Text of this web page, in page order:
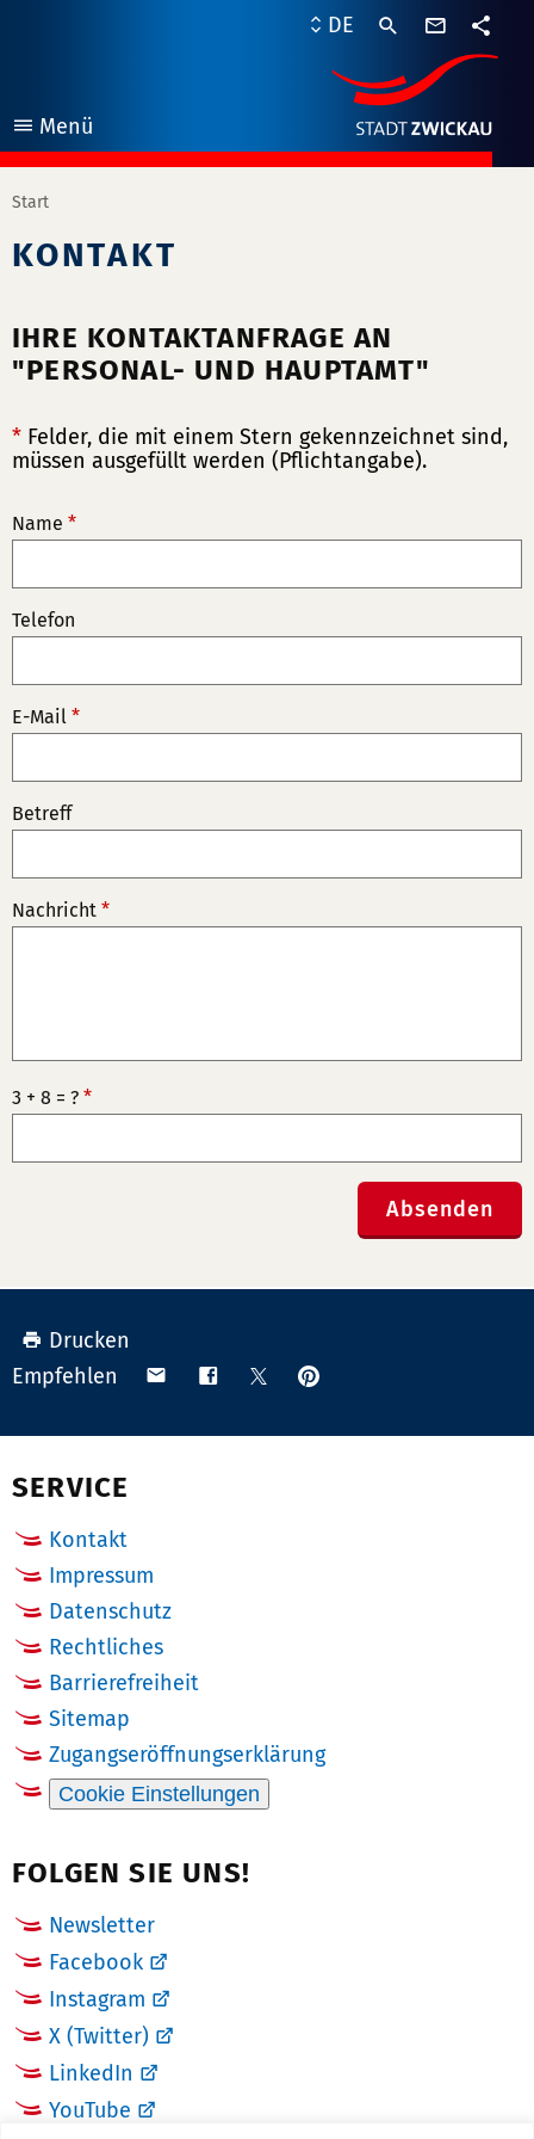
Menü
öffnen
DE
Start
KONTAKT
IHRE KONTAKTANFRAGE AN
"PERSONAL- UND HAUPTAMT"
* Felder, die mit einem Stern gekennzeichnet sind,
müssen ausgefüllt werden (Pflichtangabe).
Name *
Telefon
E-Mail *
Betreff
Nachricht *
3 + 8 = ? *
Absenden
Drucken
Empfehlen
Teilen Teilen TeilenAnpinnen
SERVICE
Kontakt
Impressum
Datenschutz
Rechtliches
Barrierefreiheit
Sitemap
Zugangseröffnungserklärung
Cookie Einstellungen
FOLGEN SIE UNS!
Newsletter
Facebook
Instagram
X (Twitter)
LinkedIn
YouTube